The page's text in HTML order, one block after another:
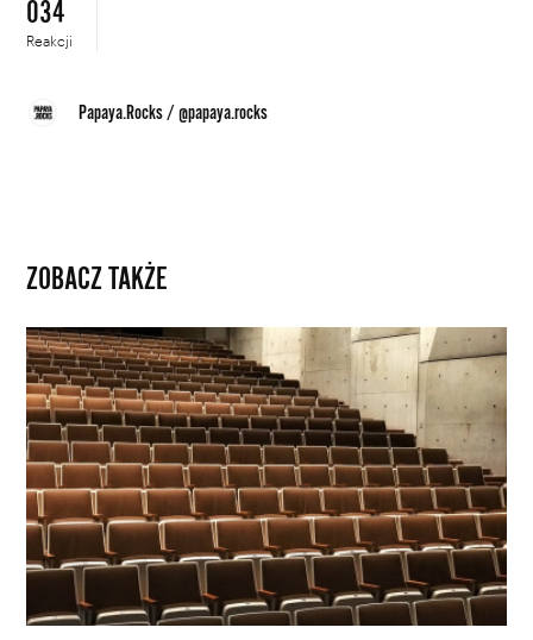
034
Reakcji
Papaya.Rocks/@papaya.rocks
ZOBACZ TAKŻE
Branża
muzyczna
w
potrzebie.
Jak
wesprzeć
ulubionych
artystów?